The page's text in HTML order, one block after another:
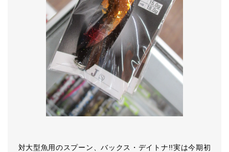
対大型魚用のスプーン、バックス・デイトナ!!実は今期初